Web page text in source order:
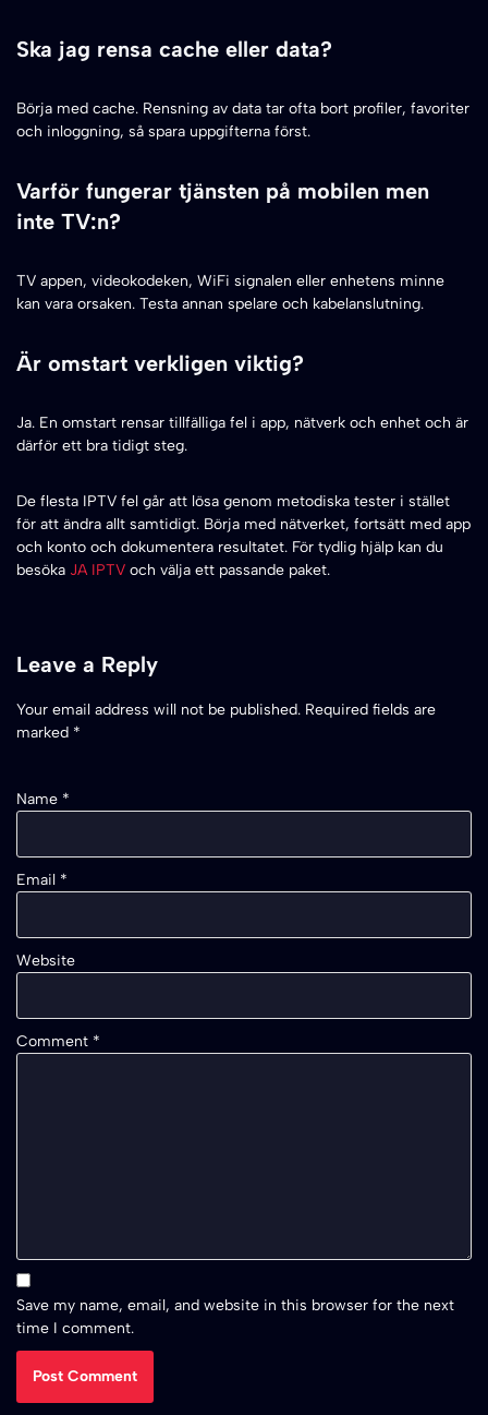
Ska jag rensa cache eller data?
Börja med cache. Rensning av data tar ofta bort profiler, favoriter
och inloggning, så spara uppgifterna först.
Varför fungerar tjänsten på mobilen men
inte TV:n?
TV appen, videokodeken, WiFi signalen eller enhetens minne
kan vara orsaken. Testa annan spelare och kabelanslutning.
Är omstart verkligen viktig?
Ja. En omstart rensar tillfälliga fel i app, nätverk och enhet och är
därför ett bra tidigt steg.
De flesta IPTV fel går att lösa genom metodiska tester i stället
för att ändra allt samtidigt. Börja med nätverket, fortsätt med app
och konto och dokumentera resultatet. För tydlig hjälp kan du
besöka JA IPTV och välja ett passande paket.
Leave a Reply
Your email address will not be published. Required fields are
marked *
Name *
Email *
Website
Comment *
Save my name, email, and website in this browser for the next
time I comment.